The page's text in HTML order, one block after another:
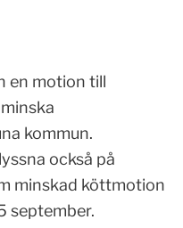
en motion till
kommun.
också på
minskad köttmotion
september.